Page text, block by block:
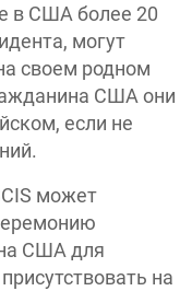
в США более 20
могут
своем родном
США они
если не
может
США для
на